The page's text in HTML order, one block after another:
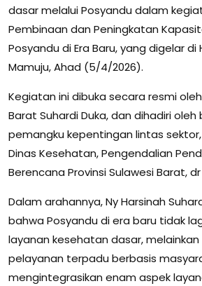
dasar melalui Posyandu dalam
Pembinaan dan Peningkatan
Posyandu di Era Baru, yang digelar
Mamuju, Ahad (5/4/2026).
Kegiatan ini dibuka secara resmi
Barat Suhardi Duka, dan dihadiri
pemangku kepentingan lintas
Dinas Kesehatan, Pengendalian
Berencana Provinsi Sulawesi Barat,
Dalam arahannya, Ny Harsinah
bahwa Posyandu di era baru tidak
layanan kesehatan dasar,
pelayanan terpadu berbasis
mengintegrasikan enam aspek